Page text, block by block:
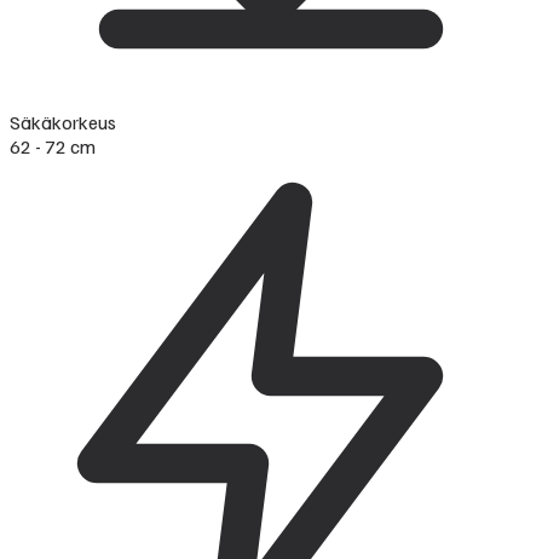
Säkäkorkeus
62 - 72 cm